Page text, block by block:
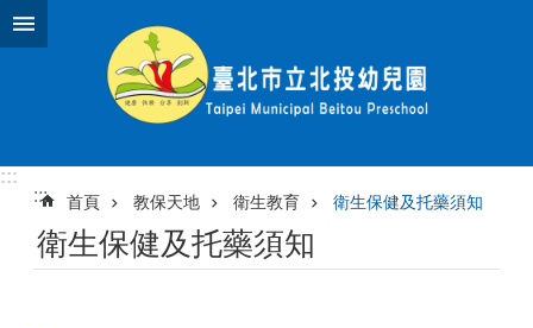
跳到主要內容區塊
:::
:::
首頁 教保天地 衛生教育 衛生保健及托藥須知
衛生保健及托藥須知